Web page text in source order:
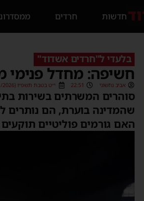
חדשות חרדים
בלעדי ל"חרדים אשדוד"
חשיפה: מחדל פנימי
אביב נחשוני 22:51 י״ט בטבת תשפ״ו (08/01/2026)
סוהרים המשרתים בשירות
שהמדינה בוערת, הם נותרים
האם גורמים פוליטיים